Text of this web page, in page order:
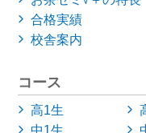
合格実績
校舎案内
コース
高1生
中1生